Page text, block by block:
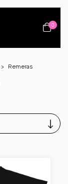
0
> Remeras